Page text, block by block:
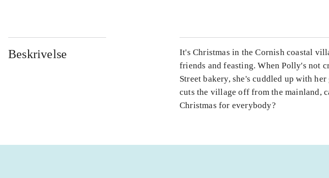
Beskrivelse
It's Christmas in the Cornish coastal
friends and feasting. When Polly's not
Street bakery, she's cuddled up with
cuts the village off from the mainland,
Christmas for everybody?